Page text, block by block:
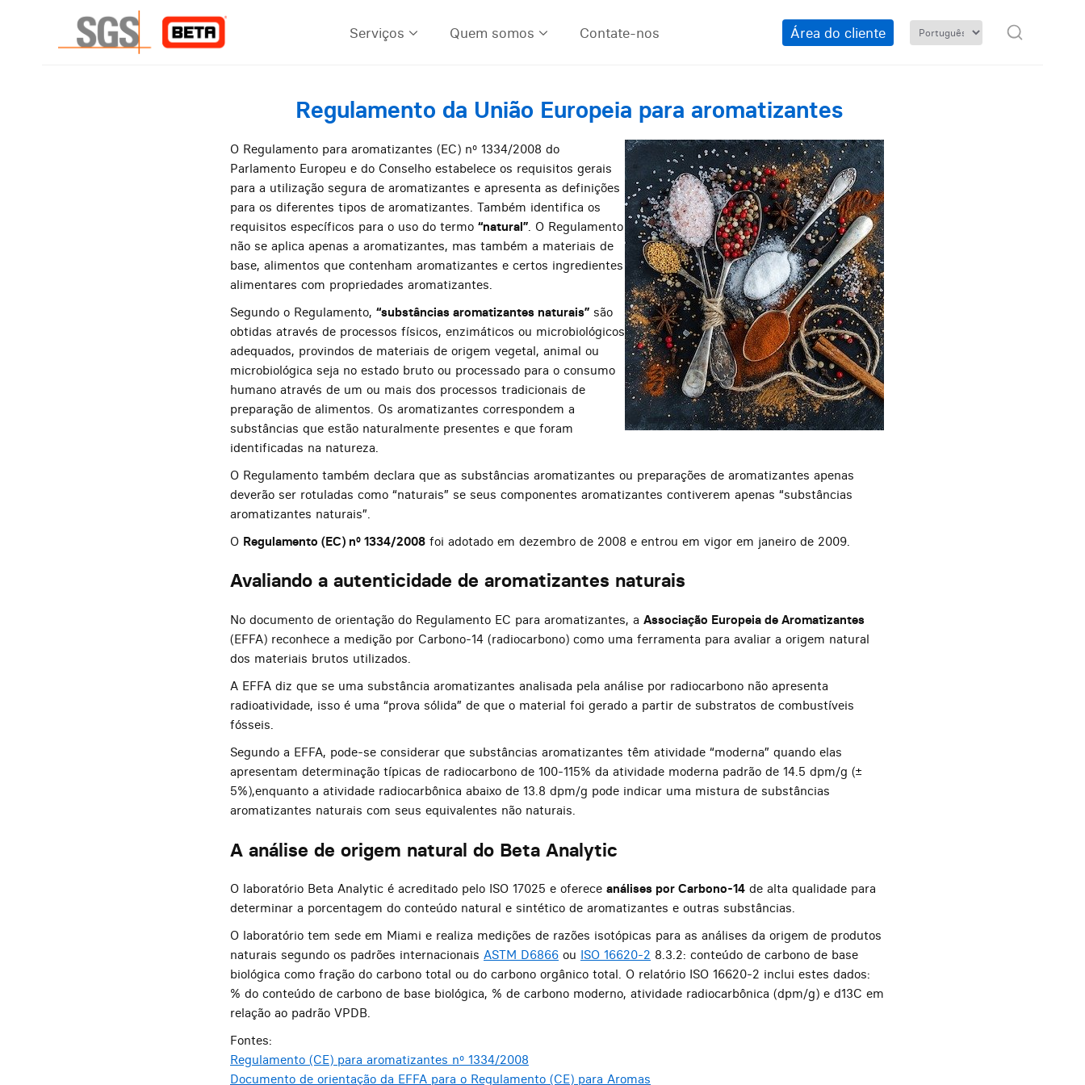
Serviços Quem somos Contate-nos Área do cliente
Regulamento da União Europeia para aromatizantes
O Regulamento para aromatizantes (EC) nº 1334/2008 do
Parlamento Europeu e do Conselho estabelece os requisitos gerais
para a utilização segura de aromatizantes e apresenta as definições
para os diferentes tipos de aromatizantes. Também identifica os
requisitos específicos para o uso do termo “natural” . O Regulamento
não se aplica apenas a aromatizantes, mas também a materiais de
base, alimentos que contenham aromatizantes e certos ingredientes
alimentares com propriedades aromatizantes.
Segundo o Regulamento, “substâncias aromatizantes naturais” são
obtidas através de processos físicos, enzimáticos ou microbiológicos
adequados, provindos de materiais de origem vegetal, animal ou
microbiológica seja no estado bruto ou processado para o consumo
humano através de um ou mais dos processos tradicionais de
preparação de alimentos. Os aromatizantes correspondem a
substâncias que estão naturalmente presentes e que foram
identificadas na natureza.
O Regulamento também declara que as substâncias aromatizantes ou preparações de aromatizantes apenas
deverão ser rotuladas como “naturais” se seus componentes aromatizantes contiverem apenas “substâncias
aromatizantes naturais”.
O Regulamento (EC) nº 1334/2008 foi adotado em dezembro de 2008 e entrou em vigor em janeiro de 2009.
Avaliando a autenticidade de aromatizantes naturais
No documento de orientação do Regulamento EC para aromatizantes, a Associação Europeia de Aromatizantes
(EFFA) reconhece a medição por Carbono-14 (radiocarbono) como uma ferramenta para avaliar a origem natural
dos materiais brutos utilizados.
A EFFA diz que se uma substância aromatizantes analisada pela análise por radiocarbono não apresenta
radioatividade, isso é uma “prova sólida” de que o material foi gerado a partir de substratos de combustíveis
fósseis.
Segundo a EFFA, pode-se considerar que substâncias aromatizantes têm atividade “moderna” quando elas
apresentam determinação típicas de radiocarbono de 100-115% da atividade moderna padrão de 14.5 dpm/g (±
5%),enquanto a atividade radiocarbônica abaixo de 13.8 dpm/g pode indicar uma mistura de substâncias
aromatizantes naturais com seus equivalentes não naturais.
A análise de origem natural do Beta Analytic
O laboratório Beta Analytic é acreditado pelo ISO 17025 e oferece análises por Carbono-14 de alta qualidade para
determinar a porcentagem do conteúdo natural e sintético de aromatizantes e outras substâncias.
O laboratório tem sede em Miami e realiza medições de razões isotópicas para as análises da origem de produtos
naturais segundo os padrões internacionais ASTM D6866 ou ISO 16620-2 8.3.2: conteúdo de carbono de base
biológica como fração do carbono total ou do carbono orgânico total. O relatório ISO 16620-2 inclui estes dados:
% do conteúdo de carbono de base biológica, % de carbono moderno, atividade radiocarbônica (dpm/g) e d13C em
relação ao padrão VPDB.
Fontes:
Regulamento (CE) para aromatizantes nº 1334/2008
Documento de orientação da EFFA para o Regulamento (CE) para Aromas